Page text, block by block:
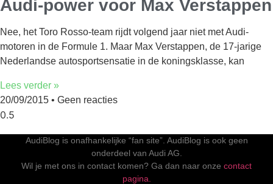
Audi-power voor Max Verstappen
Nee, het Toro Rosso-team rijdt volgend jaar niet met Audi-
motoren in de Formule 1. Maar Max Verstappen, de 17-jarige
Nederlandse autosportsensatie in de koningsklasse, kan
Lees verder »
20/09/2015
Geen reacties
AudiBlog is onafhankelijke “fan site”. AudiBlog is ook geen
onderdeel van Audi AG.
Wil je met ons in contact komen? Ga dan naar onze contact
pagina.